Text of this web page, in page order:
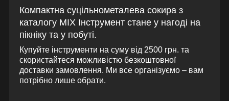
Компактна суцільнометалева сокира з
каталогу MIX Інструмент стане у нагоді на
пікніку та у побуті.
Купуйте інструменти на суму від 2500 грн. та
скористайтеся можливістю безкоштовної
доставки замовлення. Ми все організуємо – вам
потрібно лише обрати.